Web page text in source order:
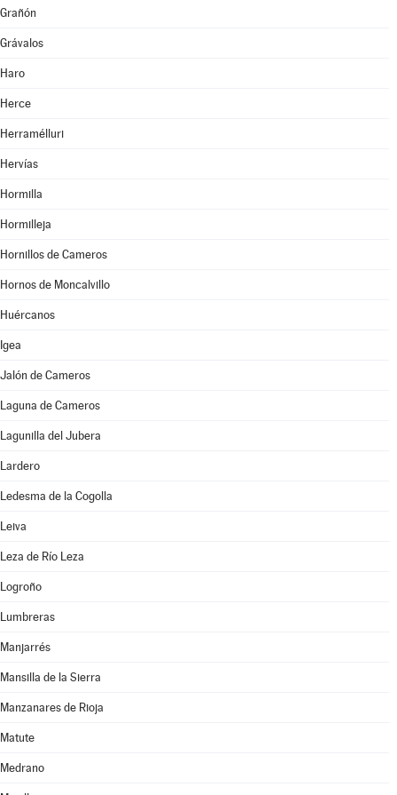
Grañón
Grávalos
Haro
Herce
Herramélluri
Hervías
Hormilla
Hormilleja
Hornillos de Cameros
Hornos de Moncalvillo
Huércanos
Igea
Jalón de Cameros
Laguna de Cameros
Lagunilla del Jubera
Lardero
Ledesma de la Cogolla
Leiva
Leza de Río Leza
Logroño
Lumbreras
Manjarrés
Mansilla de la Sierra
Manzanares de Rioja
Matute
Medrano